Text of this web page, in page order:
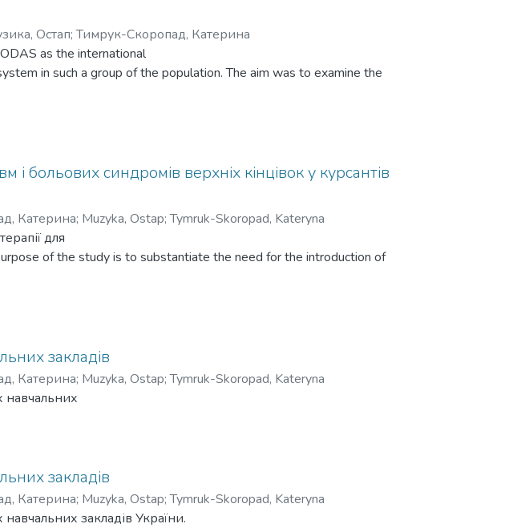
Остап;Тимрук-Скоропад, Катерина
as the international
in such a group of the population. The aim was to examine the
охорони здоров’я такої групи населення. Метою було
і больових синдромів верхніх кінцівок у курсантів
Катерина; Muzyka, Ostap;Tymruk-Skoropad, Kateryna
для
of the study is to substantiate the need for the introduction of
закладів
Катерина; Muzyka, Ostap;Tymruk-Skoropad, Kateryna
навчальних
закладів
Катерина; Muzyka, Ostap;Tymruk-Skoropad, Kateryna
навчальних закладів України.